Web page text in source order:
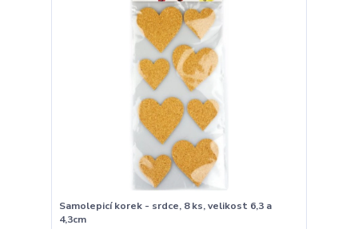
Samolepicí korek - srdce, 8 ks, velikost 6,3 a
4,3cm